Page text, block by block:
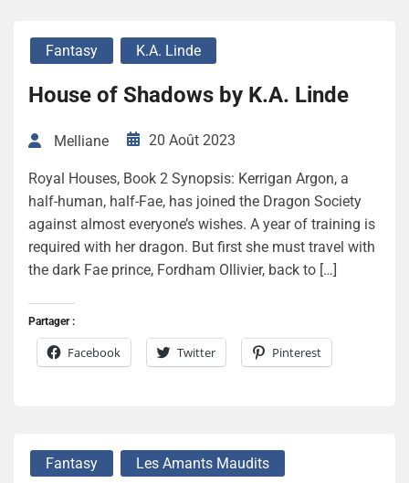
Fantasy K.A. Linde
House of Shadows by K.A. Linde
Melliane 20 Août 2023
Royal Houses, Book 2 Synopsis: Kerrigan Argon, a
half-human, half-Fae, has joined the Dragon Society
against almost everyone’s wishes. A year of training is
required with her dragon. But first she must travel with
the dark Fae prince, Fordham Ollivier, back to […]
Partager :
Facebook Twitter Pinterest
Fantasy Les Amants Maudits